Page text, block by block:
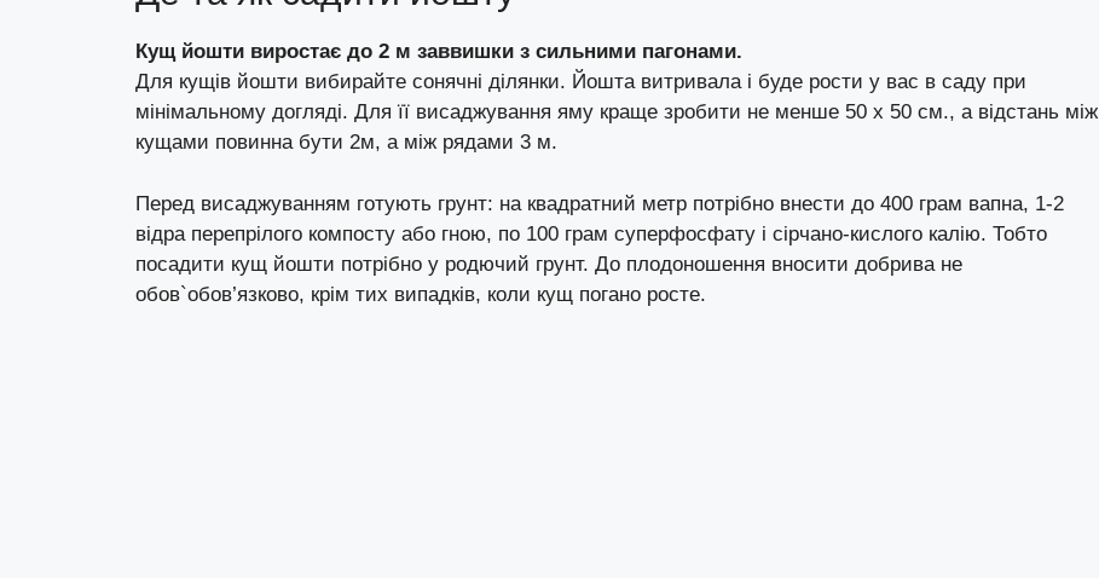
Кущ йошти виростає до 2 м заввишки з сильними пагонами.
Для кущів йошти вибирайте сонячні ділянки. Йошта витривала і буде рости у вас в саду при
мінімальному догляді. Для її висаджування яму краще зробити не менше 50 х 50 см., а відстань між
кущами повинна бути 2м, а між рядами 3 м.
Перед висаджуванням готують грунт: на квадратний метр потрібно внести до 400 грам вапна, 1-2
відра перепрілого компосту або гною, по 100 грам суперфосфату і сірчано-кислого калію. Тобто
посадити кущ йошти потрібно у родючий грунт. До плодоношення вносити добрива не
обов`обов’язково, крім тих випадків, коли кущ погано росте.